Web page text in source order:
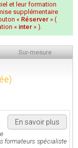
et leur formation
supplémentaire
« Réserver » (
« inter» ).
Sur-mesure
En savoir plus
formateurs spécialiste